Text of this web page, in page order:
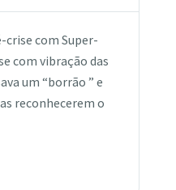
com Super-
com vibração das
um “borrão ” e
reconhecerem o